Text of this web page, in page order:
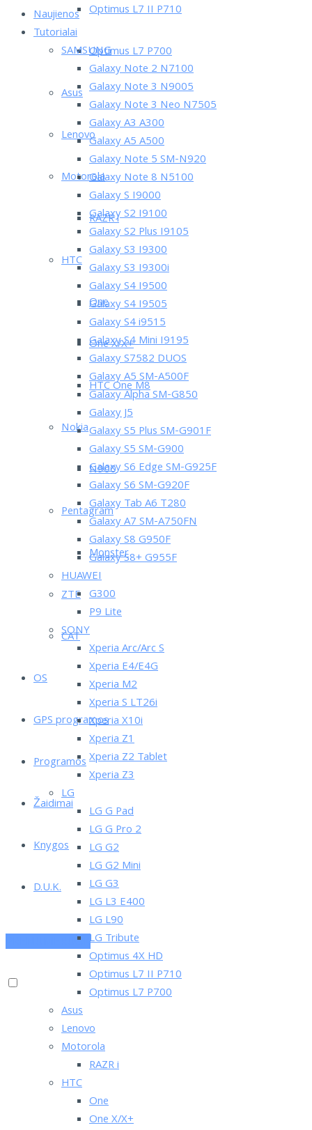
Optimus L7 II P710
Optimus L7 P700
Asus
Lenovo
Motorola
RAZR i
HTC
One
One X/X+
HTC One M8
Nokia
N900
Pentagram
Monster
ZTE
CAT
OS
GPS programos
Programos
Žaidimai
Knygos
D.U.K.
PRENUMERUOK
Naujienos
Tutorialai
SAMSUNG
Galaxy Note 2 N7100
Galaxy Note 3 N9005
Galaxy Note 3 Neo N7505
Galaxy A3 A300
Galaxy A5 A500
Galaxy Note 5 SM-N920
Galaxy Note 8 N5100
Galaxy S I9000
Galaxy S2 I9100
Galaxy S2 Plus I9105
Galaxy S3 I9300
Galaxy S3 I9300i
Galaxy S4 I9500
Galaxy S4 I9505
Galaxy S4 i9515
Galaxy S4 Mini I9195
Galaxy S7582 DUOS
Galaxy A5 SM-A500F
Galaxy Alpha SM-G850
Galaxy J5
Galaxy S5 Plus SM-G901F
Galaxy S5 SM-G900
Galaxy S6 Edge SM-G925F
Galaxy S6 SM-G920F
Galaxy Tab A6 T280
Galaxy A7 SM-A750FN
Galaxy S8 G950F
Galaxy S8+ G955F
HUAWEI
G300
P9 Lite
SONY
Xperia Arc/Arc S
Xperia E4/E4G
Xperia M2
Xperia S LT26i
Xperia X10i
Xperia Z1
Xperia Z2 Tablet
Xperia Z3
LG
LG G Pad
LG G Pro 2
LG G2
LG G2 Mini
LG G3
LG L3 E400
LG L90
LG Tribute
Optimus 4X HD
Optimus L7 II P710
Optimus L7 P700
Asus
Lenovo
Motorola
RAZR i
HTC
One
One X/X+